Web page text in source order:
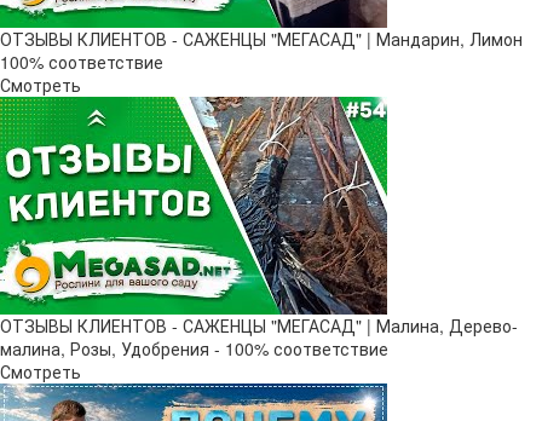
ОТЗЫВЫ КЛИЕНТОВ - САЖЕНЦЫ "МЕГАСАД" | Мандарин, Лимон
100% соответствие
Смотреть
ОТЗЫВЫ КЛИЕНТОВ - САЖЕНЦЫ "МЕГАСАД" | Малина, Дерево-
малина, Розы, Удобрения - 100% соответствие
Смотреть